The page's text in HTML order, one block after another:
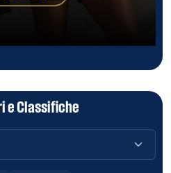
e Classifiche